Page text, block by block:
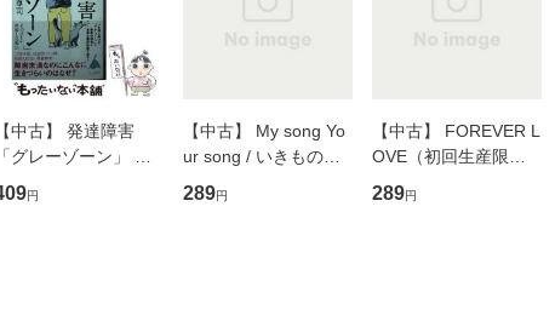
【中古】 発達障害
「グレーゾーン」 そ
の正しい理解と克服法
(SB新書 572) / 岡田尊
円
【中古】 My song Yo
ur song / いきものが
かり / [CD]【メール便
送料無料】
289円
【中古】 FOREVER L
OVE（初回生産限定
盤） / 清水翔太×加藤
ミリヤ / [CD]【メール
289円